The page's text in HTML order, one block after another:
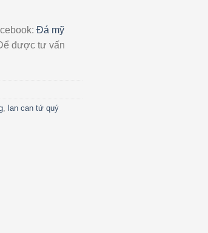
Đá mỹ
được tư vấn
, lan can tứ quý